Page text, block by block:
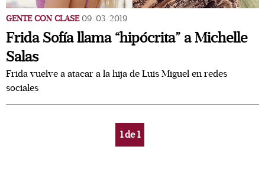
GENTE CON CLASE 09/03/2019
Frida Sofía llama “hipócrita” a Michelle
Salas
Frida vuelve a atacar a la hija de Luis Miguel en redes
sociales
1de1